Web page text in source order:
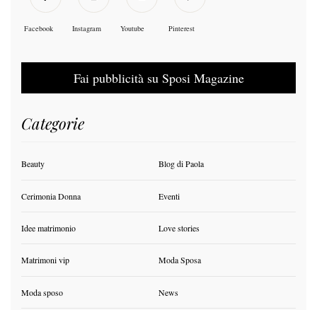
Facebook Instagram Youtube Pinterest
Fai pubblicità su Sposi Magazine
Categorie
Beauty Blog di Paola
Cerimonia Donna Eventi
Idee matrimonio Love stories
Matrimoni vip Moda Sposa
Moda sposo News